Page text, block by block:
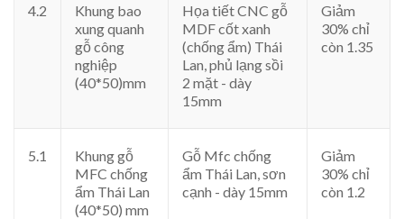
4.2
Khung bao
xung quanh
gỗ công
nghiệp
(40*50)mm
Họa tiết CNC gỗ
MDF cốt xanh
(chống ẩm) Thái
Lan, phủ lạng sồi
2 mặt - dày
15mm
Giảm
30% chỉ
còn 1.35
5.1
Khung gỗ
MFC chống
ẩm Thái Lan
(40*50) mm
Gỗ Mfc chống
ẩm Thái Lan, sơn
cạnh - dày 15mm
Giảm
30% chỉ
còn 1.2